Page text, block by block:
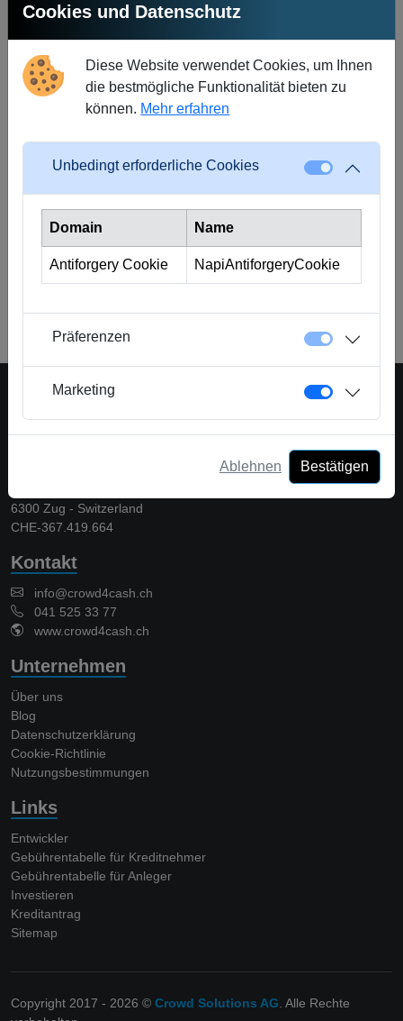
ist wichtig zu beachten, dass neben dem Nominalzins auch
weitere Faktoren wie Laufzeit, Rückzahlungsmodalitäten
und mögliche Zusatzkosten berücksichtigt werden sollten,
um ein umfassendes Bild der Kreditkonditionen zu erhalten.
effektiven Zins prüfen, um eine fundierte Entscheidung zu
treffen. Bei Crowd4Cash wird Transparenz
den Kreditkonditionen klar und verständlich kommuniziert
werden. So können Kreditnehmer sicher sein, dass sie die
für sie besten Konditionen erhalten.
6300 Zug - Switzerland
CHE-367.419.664
Kontakt
info@crowd4cash.ch
041 525 33 77
www.crowd4cash.ch
Unternehmen
Über uns
Blog
Datenschutzerklärung
Cookie-Richtlinie
Nutzungsbestimmungen
Links
Entwickler
Gebührentabelle für Kreditnehmer
Gebührentabelle für Anleger
Investieren
Kreditantrag
Sitemap
Copyright 2017 - 2026 © Crowd Solutions AG . Alle Rechte
Cookies und Datenschutz
Diese Website verwendet Cookies, um Ihnen
die bestmögliche Funktionalität bieten zu
können. Mehr erfahren
Unbedingt erforderliche Cookies
Domain Name
Antiforgery Cookie NapiAntiforgeryCookie
Präferenzen
Marketing
Ablehnen Bestätigen